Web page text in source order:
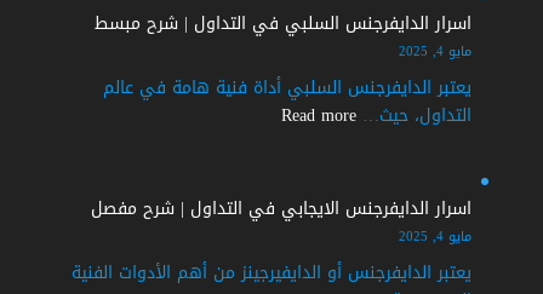
اسرار الدايفرجنس السلبي في التداول | شرح مبسط
مايو 4, 2025
يعتبر الدايفرجنس السلبي أداة فنية هامة في عالم
التداول، حيث… Read more
:
السلبي
في
|
اسرار الدايفرجنس الايجابي في التداول | شرح مفصل
مايو 4, 2025
يعتبر الدايفرجنس أو الدايفيرجينز من أهم الأدوات الفنية